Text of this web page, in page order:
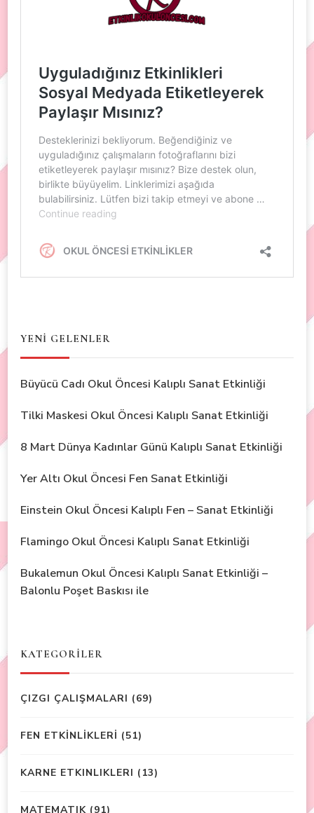
YENİ GELENLER
Büyücü Cadı Okul Öncesi Kalıplı Sanat Etkinliği
Tilki Maskesi Okul Öncesi Kalıplı Sanat Etkinliği
8 Mart Dünya Kadınlar Günü Kalıplı Sanat Etkinliği
Yer Altı Okul Öncesi Fen Sanat Etkinliği
Einstein Okul Öncesi Kalıplı Fen – Sanat Etkinliği
Flamingo Okul Öncesi Kalıplı Sanat Etkinliği
Bukalemun Okul Öncesi Kalıplı Sanat Etkinliği –
Balonlu Poşet Baskısı ile
KATEGORİLER
ÇIZGI ÇALIŞMALARI (69)
FEN ETKİNLİKLERİ (51)
KARNE ETKINLIKLERI (13)
MATEMATIK (91)